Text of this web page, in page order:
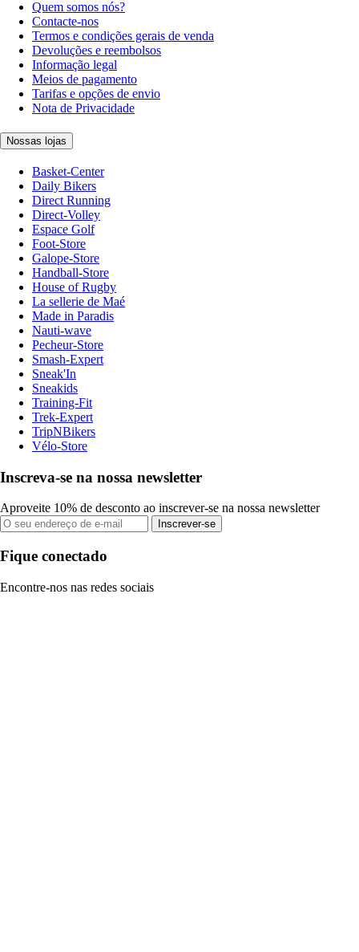
Quem somos nós?
Contacte-nos
Termos e condições gerais de venda
Devoluções e reembolsos
Informação legal
Meios de pagamento
Tarifas e opções de envio
Nota de Privacidade
Nossas lojas
Basket-Center
Daily Bikers
Direct Running
Direct-Volley
Espace Golf
Foot-Store
Galope-Store
Handball-Store
House of Rugby
La sellerie de Maé
Made in Paradis
Nauti-wave
Pecheur-Store
Smash-Expert
Sneak'In
Sneakids
Training-Fit
Trek-Expert
TripNBikers
Vélo-Store
Inscreva-se na nossa newsletter
Aproveite 10% de desconto ao inscrever-se na nossa newsletter
Inscrever-se
Fique conectado
Encontre-nos nas redes sociais